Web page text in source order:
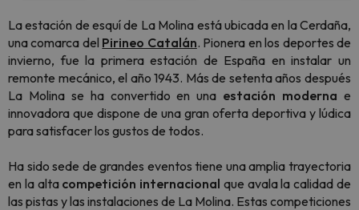
La estación de esquí de La Molina está ubicada en la Cerdaña,
una comarca del Pirineo Catalán. Pionera en los deportes de
invierno, fue la primera estación de España en instalar un
remonte mecánico, el año 1943. Más de setenta años después
La Molina se ha convertido en una estación moderna e
innovadora que dispone de una gran oferta deportiva y lúdica
para satisfacer los gustos de todos.
Ha sido sede de grandes eventos tiene una amplia trayectoria
en la alta competición internacional que avala la calidad de
las pistas y las instalaciones de La Molina. Estas competiciones